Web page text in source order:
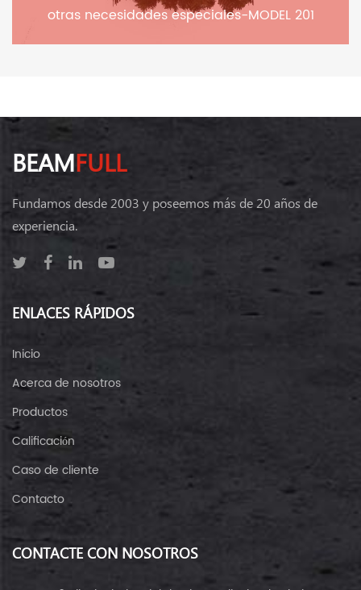
otras necesidades especiales-MODEL 201
BEAMFULL
Fundamos desde 2003 y poseemos más de 20 años de
experiencia.
ENLACES RÁPIDOS
Inicio
Acerca de nosotros
Productos
Calificación
Caso de cliente
Contacto
CONTACTE CON NOSOTROS